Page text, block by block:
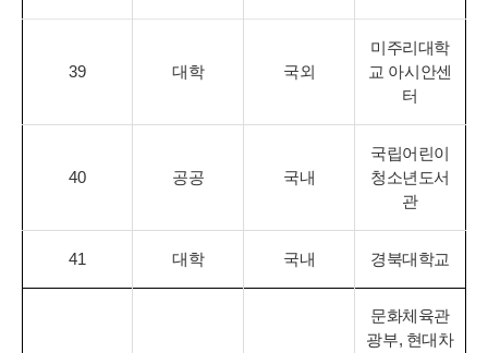
39 대학 국외
미주리대학
교 아시안센
터
40 공공 국내
국립어린이
청소년도서
관
41 대학 국내 경북대학교
문화체육관
광부, 현대차